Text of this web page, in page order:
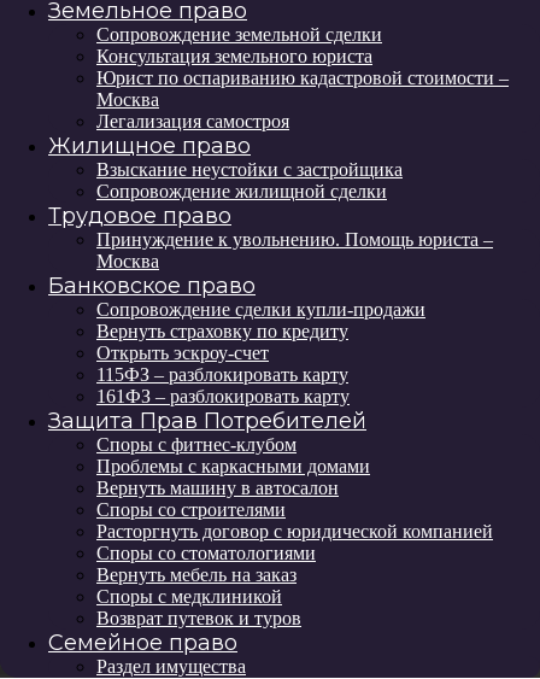
Земельное право
Сопровождение земельной сделки
Консультация земельного юриста
Юрист по оспариванию кадастровой стоимости –
Москва
Легализация самостроя
Жилищное право
Взыскание неустойки с застройщика
Сопровождение жилищной сделки
Трудовое право
Принуждение к увольнению. Помощь юриста –
Москва
Банковское право
Сопровождение сделки купли-продажи
Вернуть страховку по кредиту
Открыть эскроу-счет
115ФЗ – разблокировать карту
161ФЗ – разблокировать карту
Защита Прав Потребителей
Споры с фитнес-клубом
Проблемы с каркасными домами
Вернуть машину в автосалон
Споры со строителями
Расторгнуть договор с юридической компанией
Споры со стоматологиями
Вернуть мебель на заказ
Споры с медклиникой
Возврат путевок и туров
Семейное право
Раздел имущества